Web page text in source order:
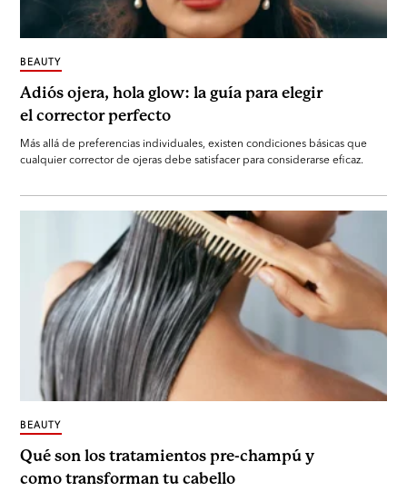
Adiós ojera, hola glow: la guía para elegir
el corrector perfecto
BEAUTY
Más allá de preferencias individuales, existen condiciones básicas que
cualquier corrector de ojeras debe satisfacer para considerarse eficaz.
Qué son los tratamientos pre-champú y
como transforman tu cabello
BEAUTY